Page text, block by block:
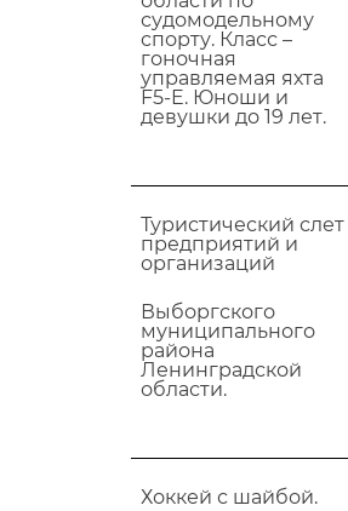
судомодельному
спорту. Класс –
гоночная
управляемая яхта
F5-E. Юноши и
девушки до 19 лет.
Туристический слет
предприятий и
организаций
Выборгского
муниципального
района
Ленинградской
области.
Хоккей с шайбой.